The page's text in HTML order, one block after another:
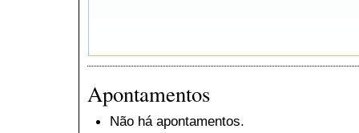
Apontamentos
Não há apontamentos.